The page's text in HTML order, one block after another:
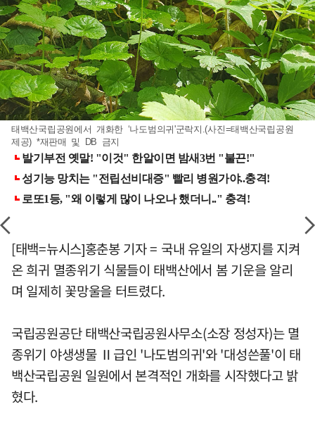
태백산국립공원에서 개화한 ‘나도범의귀'군락지.(사진=태백산국립공원
제공) *재판매 및 DB 금지
[태백=뉴시스]홍춘봉 기자 = 국내 유일의 자생지를 지켜
온 희귀 멸종위기 식물들이 태백산에서 봄 기운을 알리
며 일제히 꽃망울을 터트렸다.
국립공원공단 태백산국립공원사무소(소장 정성자)는 멸
종위기 야생생물 Ⅱ급인 '나도범의귀'와 '대성쓴풀'이 태
백산국립공원 일원에서 본격적인 개화를 시작했다고 밝
혔다.